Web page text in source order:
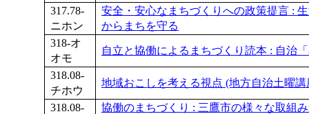
317.78-
ニホン
安全・安心なまちづくりへの政策提言 :
からまちを守る
318-オ
オモ
自立と協働によるまちづくり読本 : 自治
318.08-
チホウ
地域おこしを考える視点 (地方自治土曜
318.08-
協働のまちづくり : 三鷹市の様々な取組